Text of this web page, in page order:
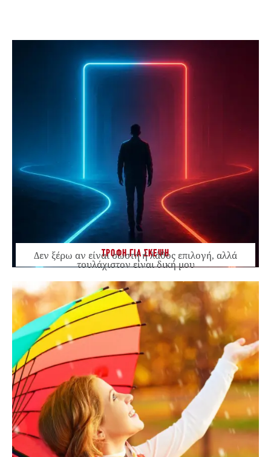
ΤΡΟΦΗ ΓΙΑ ΣΚΕΨΗ
Δεν ξέρω αν είναι σωστή ή λάθος επιλογή, αλλά
τουλάχιστον είναι δική μου